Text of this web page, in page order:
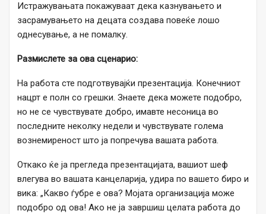
Истражувањата покажуваат дека казнувањето и
засрамувањето на децата создава повеќе лошо
однесување, а не помалку.
Размислете за ова сценарио:
На работа сте подготвувајќи презентација. Конечниот
нацрт е полн со грешки. Знаете дека можете подобро,
но не се чувствувате добро, имавте несоница во
последните неколку недели и чувствувате голема
вознемиреност што ја попречува вашата работа.
Откако ќе ја прегледа презентацијата, вашиот шеф
влегува во вашата канцеларија, удира по вашето биро и
вика: „Какво ѓубре е ова? Мојата организација може
подобро од ова! Ако не ја завршиш целата работа до